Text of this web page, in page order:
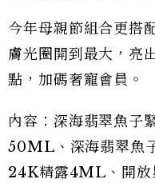
今年母親節組合更搭
膚光圈開到最大，亮
點，加碼奢寵會員。
內容：深海翡翠魚子
50ML、深海翡翠魚
24K精露4ML、開放